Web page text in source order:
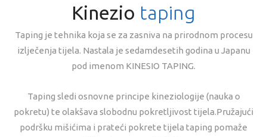
Kinezio taping
Taping je tehnika koja se za zasniva na prirodnom procesu
izlječenja tijela. Nastala je sedamdesetih godina u Japanu
pod imenom KINESIO TAPING.
Taping sledi osnovne principe kineziologije (nauka o
pokretu) te olakšava slobodnu pokretljivost tijela.Pružajući
podršku mišićima i prateći pokrete tijela taping pomaže